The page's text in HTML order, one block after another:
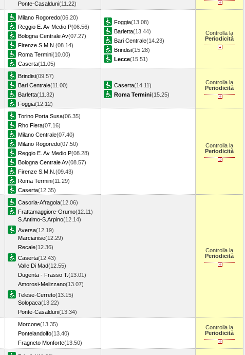
Ponte-Casalduni(11.22)
Milano Rogoredo(06.20)
Reggio E. Av Medio P(06.56)
Bologna Centrale Av(07.27)
Firenze S.M.N. (08.14)
Roma Termini(10.00)
Caserta(11.05)
Foggia(13.08)
Barletta(13.44)
Bari Centrale(14.23)
Brindisi(15.28)
Lecce(15.51)
Controlla la
Periodicità
Brindisi(09.57)
Bari Centrale(11.00)
Barletta(11.32)
Foggia(12.12)
Caserta(14.11)
Roma Termini(15.25)
Controlla la
Periodicità
Torino Porta Susa(06.35)
Rho Fiera(07.16)
Milano Centrale(07.40)
Milano Rogoredo(07.50)
Reggio E. Av Medio P(08.28)
Bologna Centrale Av(08.57)
Firenze S.M.N. (09.43)
Roma Termini(11.29)
Caserta(12.35)
Controlla la
Periodicità
Casoria-Afragola(12.06)
Frattamaggiore-Grumo(12.11)
S.Antimo-S.Arpino(12.14)
Aversa(12.19)
Marcianise(12.29)
Recale(12.36)
Caserta(12.43)
Valle Di Mad(12.55)
Dugenta - Frasso T.(13.01)
Amorosi-Melizzano(13.07)
Telese-Cerreto(13.15)
Solopaca(13.22)
Ponte-Casalduni(13.34)
Controlla la
Periodicità
Morcone(13.35)
Pontelandolfo(13.40)
Fragneto Monforte(13.50)
Controlla la
Periodicità